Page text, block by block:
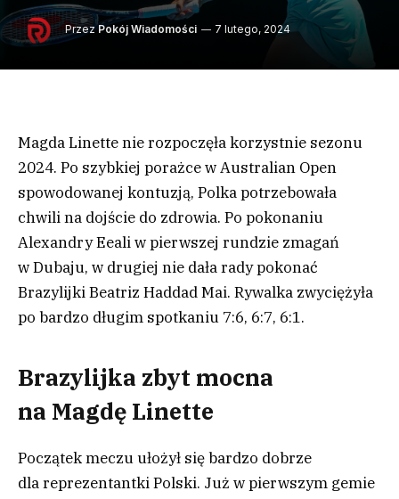
Przez Pokój Wiadomości 7 lutego, 2024
Magda Linette nie rozpoczęła korzystnie sezonu
2024. Po szybkiej porażce w Australian Open
spowodowanej kontuzją, Polka potrzebowała
chwili na dojście do zdrowia. Po pokonaniu
Alexandry Eeali w pierwszej rundzie zmagań
w Dubaju, w drugiej nie dała rady pokonać
Brazylijki Beatriz Haddad Mai. Rywalka zwyciężyła
po bardzo długim spotkaniu 7:6, 6:7, 6:1.
Brazylijka zbyt mocna
na Magdę Linette
Początek meczu ułożył się bardzo dobrze
dla reprezentantki Polski. Już w pierwszym gemie